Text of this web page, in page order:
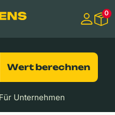
0
Wert berechnen
Für Unternehmen